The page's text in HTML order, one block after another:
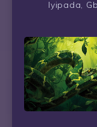
Iyipada,